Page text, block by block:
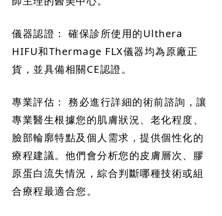
儀器認證： 確保診所使用的Ulthera
HIFU和Thermage FLX儀器均為原廠正
貨，並具備相關CE認證。
專業評估： 務必進行詳細的術前諮詢，讓
專業醫生根據您的肌膚狀況、老化程度、
臉部輪廓特點及個人需求，提供個性化的
療程建議。他們會分析您的皮膚層次、膠
原蛋白流失情況，綜合判斷哪種技術或組
合療程最適合您。